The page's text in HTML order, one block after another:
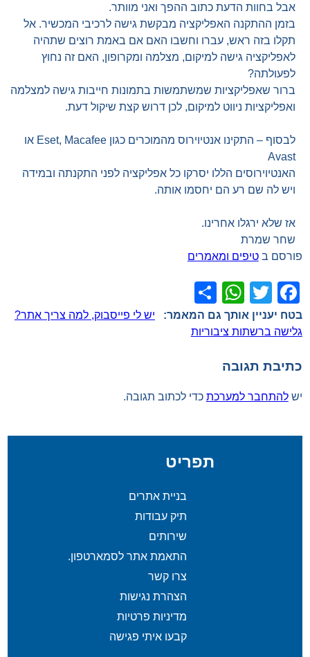
אבל בחוות הדעת כתוב ההפך ואני מוותר.
בזמן ההתקנה האפליקציה מבקשת גישה לרכיבי המכשיר. אל
תקלו בזה ראש, עברו וחשבו האם אם באמת רוצים שתהיה
לאפליקציה גישה למיקום, מצלמה ומקרופון, האם זה נחוץ
לפעולתה?
ברור שאפליקציות שמשתמשות בתמונות חייבות גישה למצלמה
ואפליקציות ניווט למיקום, לכן דרוש קצת שיקול דעת.
לבסוף – התקינו אנטיוירוס מהמוכרים כגון Eset, Macafee או
Avast
האנטיוירוסים הללו יסרקו כל אפליקציה לפני התקנתה ובמידה
ויש לה שם רע הם יחסמו אותה.
אז שלא ירגלו אחרינו.
שחר שמרת
פורסם בטיפים ומאמרים
Facebook
Twitter
WhatsApp
ניווט
גלישה ברשתות ציבוריות
יש לי פייסבוק, למה צריך אתר?
כתיבת תגובה
ישלהתחבר למערכת כדי לכתוב תגובה.
תפריט
בניית אתרים
תיק עבודות
שירותים
התאמת אתר לסמארטפון.
צרו קשר
הצהרת נגישות
מדיניות פרטיות
קבעו איתי פגישה